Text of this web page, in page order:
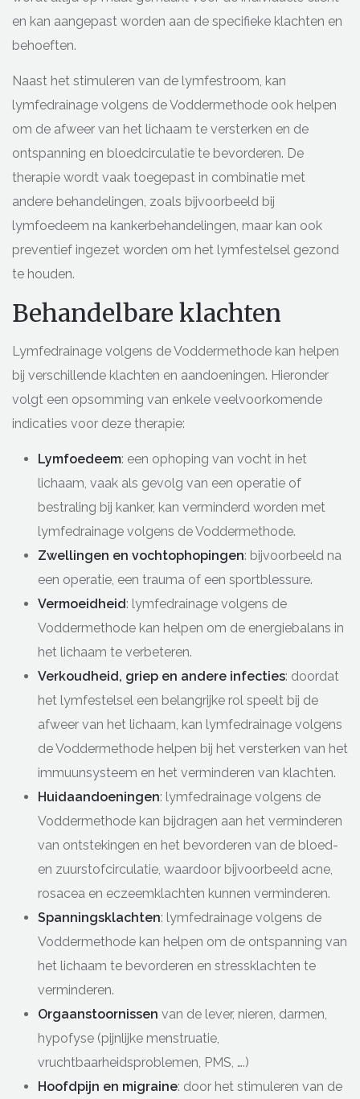
en kan aangepast worden aan de specifieke klachten en
behoeften.
Naast het stimuleren van de lymfestroom, kan
lymfedrainage volgens de Voddermethode ook helpen
om de afweer van het lichaam te versterken en de
ontspanning en bloedcirculatie te bevorderen. De
therapie wordt vaak toegepast in combinatie met
andere behandelingen, zoals bijvoorbeeld bij
lymfoedeem na kankerbehandelingen, maar kan ook
preventief ingezet worden om het lymfestelsel gezond
te houden.
Behandelbare klachten
Lymfedrainage volgens de Voddermethode kan helpen
bij verschillende klachten en aandoeningen. Hieronder
volgt een opsomming van enkele veelvoorkomende
indicaties voor deze therapie:
Lymfoedeem: een ophoping van vocht in het
lichaam, vaak als gevolg van een operatie of
bestraling bij kanker, kan verminderd worden met
lymfedrainage volgens de Voddermethode.
Zwellingen en vochtophopingen: bijvoorbeeld na
een operatie, een trauma of een sportblessure.
Vermoeidheid: lymfedrainage volgens de
Voddermethode kan helpen om de energiebalans in
het lichaam te verbeteren.
Verkoudheid, griep en andere infecties: doordat
het lymfestelsel een belangrijke rol speelt bij de
afweer van het lichaam, kan lymfedrainage volgens
de Voddermethode helpen bij het versterken van het
immuunsysteem en het verminderen van klachten.
Huidaandoeningen: lymfedrainage volgens de
Voddermethode kan bijdragen aan het verminderen
van ontstekingen en het bevorderen van de bloed-
en zuurstofcirculatie, waardoor bijvoorbeeld acne,
rosacea en eczeemklachten kunnen verminderen.
Spanningsklachten: lymfedrainage volgens de
Voddermethode kan helpen om de ontspanning van
het lichaam te bevorderen en stressklachten te
verminderen.
Orgaanstoornissen van de lever, nieren, darmen,
hypofyse (pijnlijke menstruatie,
vruchtbaarheidsproblemen, PMS, ….)
Hoofdpijn en migraine: door het stimuleren van de